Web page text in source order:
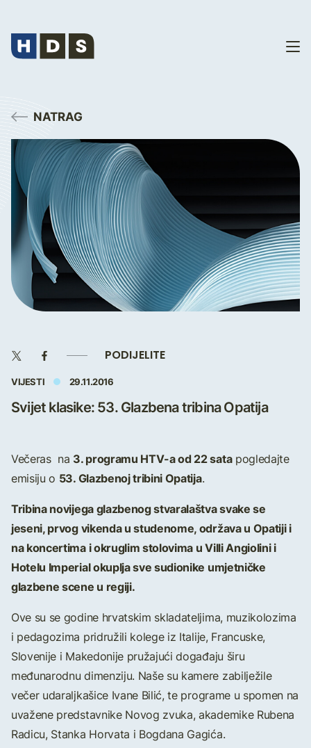
NATRAG
PODIJELITE
VIJESTI 29.11.2016
Svijet klasike: 53. Glazbena tribina Opatija
Večeras na 3. programu HTV-a od 22 satapogledajte
emisiju o 53. Glazbenoj tribini Opatija.
Tribina novijega glazbenog stvaralaštva svake se
jeseni, prvog vikenda u studenome, održava u Opatiji i
na koncertima i okruglim stolovima u Villi Angiolini i
Hotelu Imperial okuplja sve sudionike umjetničke
glazbene scene u regiji.
Ove su se godine hrvatskim skladateljima, muzikolozima
i pedagozima pridružili kolege iz Italije, Francuske,
Slovenije i Makedonije pružajući događaju širu
međunarodnu dimenziju. Naše su kamere zabilježile
večer udaraljkašice Ivane Bilić, te programe u spomen na
uvažene predstavnike Novog zvuka, akademike Rubena
Radicu, Stanka Horvata i Bogdana Gagića.